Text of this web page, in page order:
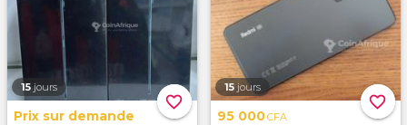
favorite_border
15 jours
Prix sur demande
favorite_border
15 jours
95 000CFA